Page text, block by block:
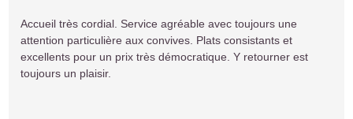
Accueil très cordial. Service agréable avec toujours une
attention particulière aux convives. Plats consistants et
excellents pour un prix très démocratique. Y retourner est
toujours un plaisir.